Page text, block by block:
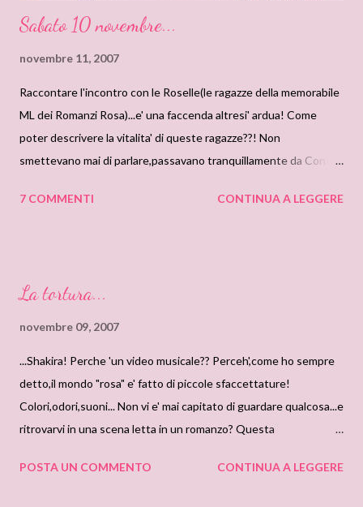
Sabato 10 novembre...
novembre 11, 2007
Raccontare l'incontro con le Roselle(le ragazze della memorabile
ML dei Romanzi Rosa)...e' una faccenda altresi' ardua! Come
poter descrivere la vitalita' di queste ragazze??! Non
smettevano mai di parlare,passavano tranquillamente da Conti
con la bocca piena di pizza e pasta...tacevano!! Mi sono sentita
con la schiuma alla bocca..che gridavano: romanzi,romanzi...??! Il
Via Tiburtina, e' stata invasa da un'euforia dovuta al passaggio
delle Roselle romane(e due infiltrate:io e Barbara). Pensate che
sia stato facile trovare un ristorante che ci ospitasse?? Manco a
pagarli ci volevan...
7 COMMENTI CONTINUA A LEGGERE
La tortura...
novembre 09, 2007
...Shakira! Perche 'un video musicale?? Perceh',come ho sempre
detto,il mondo "rosa" e' fatto di piccole sfaccettature!
Colori,odori,suoni... Non vi e' mai capitato di guardare qualcosa...e
ritrovarvi in una scena letta in un romanzo? Questa
anche drizzare i capelli! Perche'?? Guardate attentamente chi e'
POSTA UN COMMENTO CONTINUA A LEGGERE